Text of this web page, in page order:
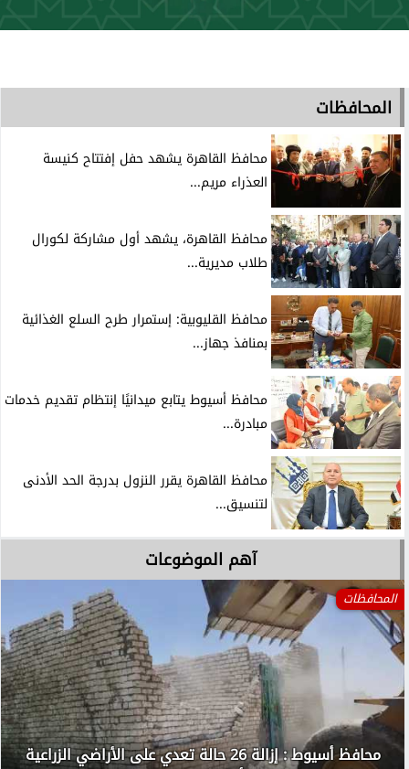
المحافظات
محافظ القاهرة يشهد حفل إفتتاح كنيسة
العذراء مريم...
محافظ القاهرة، يشهد أول مشاركة لكورال
طلاب مديرية...
محافظ القليوبية: إستمرار طرح السلع الغذائية
بمنافذ جهاز...
محافظ أسيوط يتابع ميدانيًا إنتظام تقديم خدمات
مبادرة...
محافظ القاهرة يقرر النزول بدرجة الحد الأدنى
لتنسيق...
آهم الموضوعات
المحافظات
محافظ أسيوط : إزالة 26 حالة تعدي على الأراضي الزراعية